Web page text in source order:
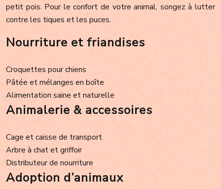
petit pois. Pour le confort de votre animal, songez à lutter
contre les tiques et les puces.
Nourriture et friandises
Croquettes pour chiens
Pâtée et mélanges en boîte
Alimentation saine et naturelle
Animalerie & accessoires
Cage et caisse de transport
Arbre à chat et griffoir
Distributeur de nourriture
Adoption d’animaux